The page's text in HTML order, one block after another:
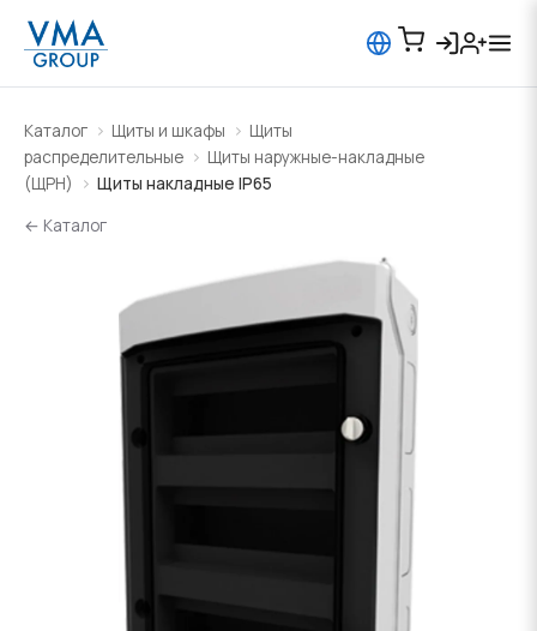
Каталог Щиты и шкафы
Щиты
распределительные
Щиты наружные-накладные
(ЩРН)
Щиты накладные IP65
← Каталог